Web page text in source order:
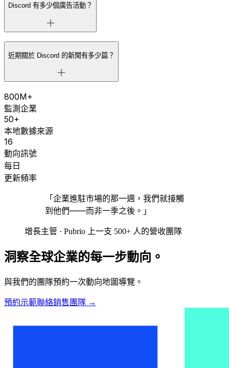
Discord 有多少個廣告活動？
近期關於 Discord 的新聞有多少篇？
800M+
監測企業
50+
本地數據來源
16
動向訊號
每日
更新頻率
「企業進駐市場的那一週，我們就接觸
到他們——而非一季之後。」
增長主管 · Pubrio 上一支 500+ 人的營收團隊
洞察全球企業的每一步動向。
與我們的團隊預約一次動向地圖導覽。
預約示範聯絡銷售團隊 →